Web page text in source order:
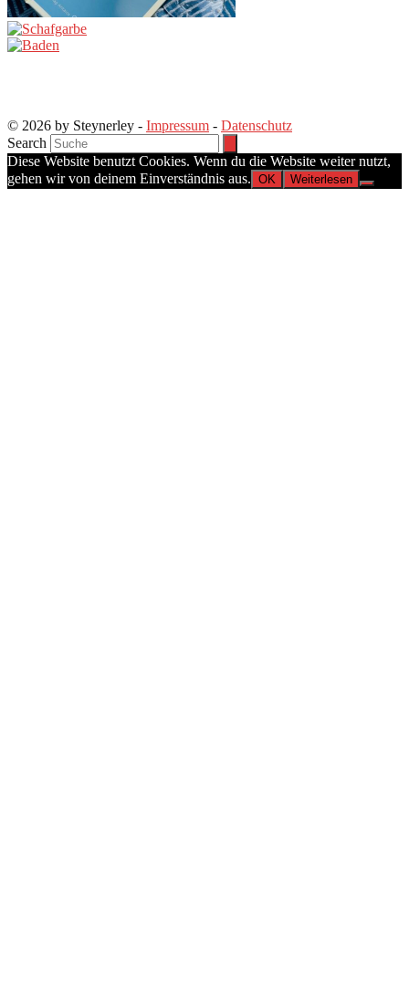
© 2026 by Steynerley - Impressum - Datenschutz
Search
Diese Website benutzt Cookies. Wenn du die Website weiter nutzt,
gehen wir von deinem Einverständnis aus. OK Weiterlesen